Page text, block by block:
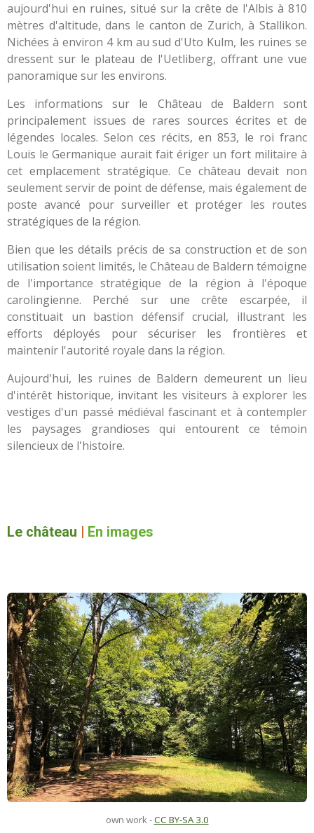
aujourd'hui en ruines, situé sur la crête de l'Albis à 810
mètres d'altitude, dans le canton de Zurich, à Stallikon.
Nichées à environ 4 km au sud d'Uto Kulm, les ruines se
dressent sur le plateau de l'Uetliberg, offrant une vue
panoramique sur les environs.
Les informations sur le Château de Baldern sont
principalement issues de rares sources écrites et de
légendes locales. Selon ces récits, en 853, le roi franc
Louis le Germanique aurait fait ériger un fort militaire à
cet emplacement stratégique. Ce château devait non
seulement servir de point de défense, mais également de
poste avancé pour surveiller et protéger les routes
stratégiques de la région.
Bien que les détails précis de sa construction et de son
utilisation soient limités, le Château de Baldern témoigne
de l'importance stratégique de la région à l'époque
carolingienne. Perché sur une crête escarpée, il
constituait un bastion défensif crucial, illustrant les
efforts déployés pour sécuriser les frontières et
maintenir l'autorité royale dans la région.
Aujourd'hui, les ruines de Baldern demeurent un lieu
d'intérêt historique, invitant les visiteurs à explorer les
vestiges d'un passé médiéval fascinant et à contempler
les paysages grandioses qui entourent ce témoin
silencieux de l'histoire.
Le château En images
own work-CC BY-SA 3.0